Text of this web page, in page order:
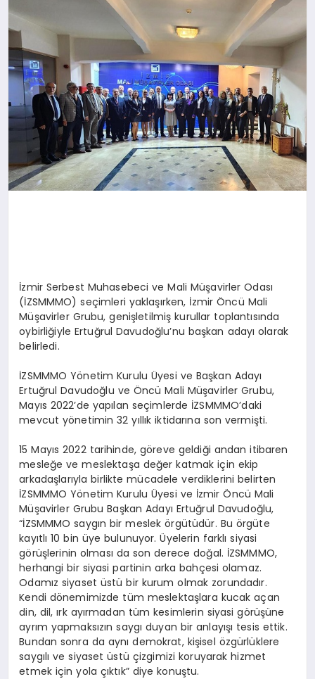
İzmir Serbest Muhasebeci ve Mali Müşavirler Odası
(İZSMMMO) seçimleri yaklaşırken, İzmir Öncü Mali
Müşavirler Grubu, genişletilmiş kurullar toplantısında
oybirliğiyle Ertuğrul Davudoğlu’nu başkan adayı olarak
belirledi.
İZSMMMO Yönetim Kurulu Üyesi ve Başkan Adayı
Ertuğrul Davudoğlu ve Öncü Mali Müşavirler Grubu,
Mayıs 2022’de yapılan seçimlerde İZSMMMO’daki
mevcut yönetimin 32 yıllık iktidarına son vermişti.
15 Mayıs 2022 tarihinde, göreve geldiği andan itibaren
mesleğe ve meslektaşa değer katmak için ekip
arkadaşlarıyla birlikte mücadele verdiklerini belirten
İZSMMMO Yönetim Kurulu Üyesi ve İzmir Öncü Mali
Müşavirler Grubu Başkan Adayı Ertuğrul Davudoğlu,
“İZSMMMO saygın bir meslek örgütüdür. Bu örgüte
kayıtlı 10 bin üye bulunuyor. Üyelerin farklı siyasi
görüşlerinin olması da son derece doğal. İZSMMMO,
herhangi bir siyasi partinin arka bahçesi olamaz.
Odamız siyaset üstü bir kurum olmak zorundadır.
Kendi dönemimizde tüm meslektaşlara kucak açan
din, dil, ırk ayırmadan tüm kesimlerin siyasi görüşüne
ayrım yapmaksızın saygı duyan bir anlayışı tesis ettik.
Bundan sonra da aynı demokrat, kişisel özgürlüklere
saygılı ve siyaset üstü çizgimizi koruyarak hizmet
etmek için yola çıktık” diye konuştu.